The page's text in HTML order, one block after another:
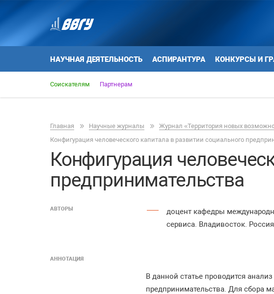
НАУЧНАЯ ДЕЯТЕЛЬНОСТЬ АСПИРАНТУРА КОНКУРСЫ И
Соискателям Партнерам
Главная Научные журналы Журнал «Территория новых
Конфигурация человеческого капитала в развитии социального
Конфигурация
предпринимательства
АВТОРЫ
доцент кафедры
сервиса. Владивосток. Россия
АННОТАЦИЯ
В данной статье проводится
предпринимательства. Для сбора